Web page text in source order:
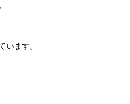
います。